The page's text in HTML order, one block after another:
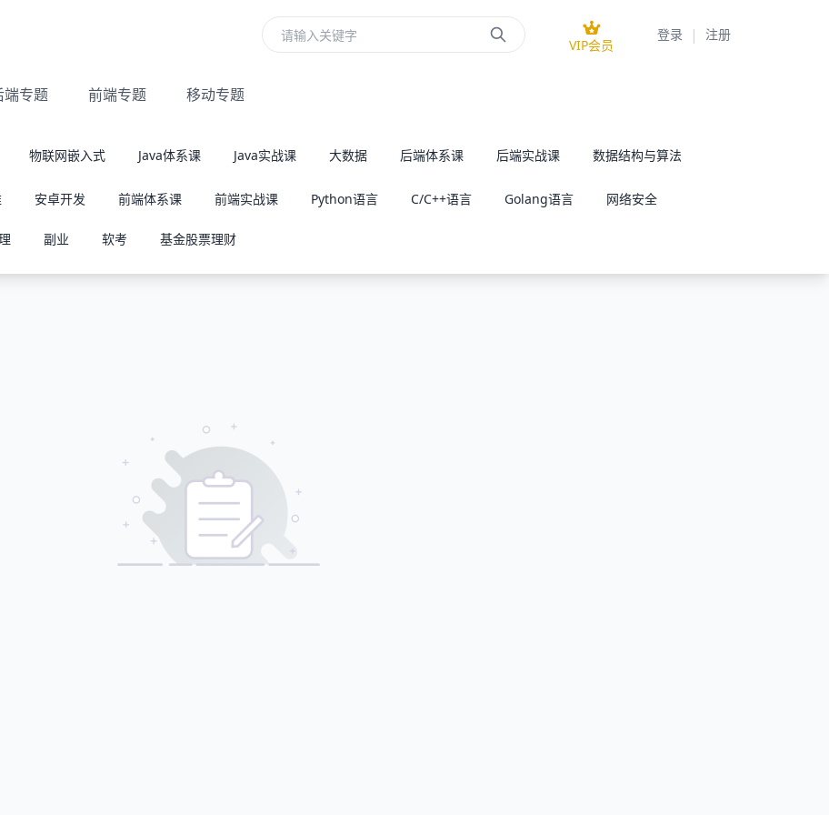
VIP会员
登录 | 注册
端专题 前端专题 移动专题
物联网嵌入式 Java体系课 Java实战课 大数据 后端体系课 后端实战课 数据结构与算法
安卓开发 前端体系课 前端实战课 Python语言 C/C++语言 Golang语言 网络安全
副业 软考 基金股票理财